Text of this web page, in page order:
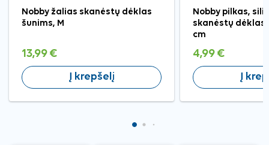
Nobby žalias skanėstų dėklas
šunims, M
13,99 €
Į krepšelį
Nobby pilkas,
skanėstų dėklas,
cm
4,99 €
Į